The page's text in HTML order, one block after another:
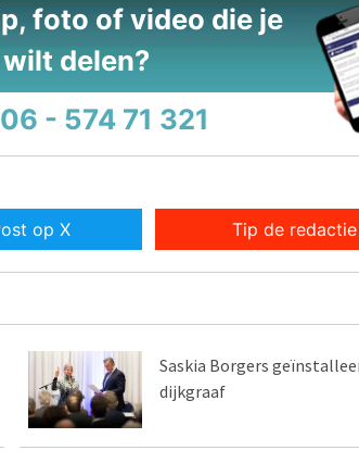
foto of video die je
delen?
06 - 574 71 321
op X Tip de redactie
Saskia Borgers
dijkgraaf